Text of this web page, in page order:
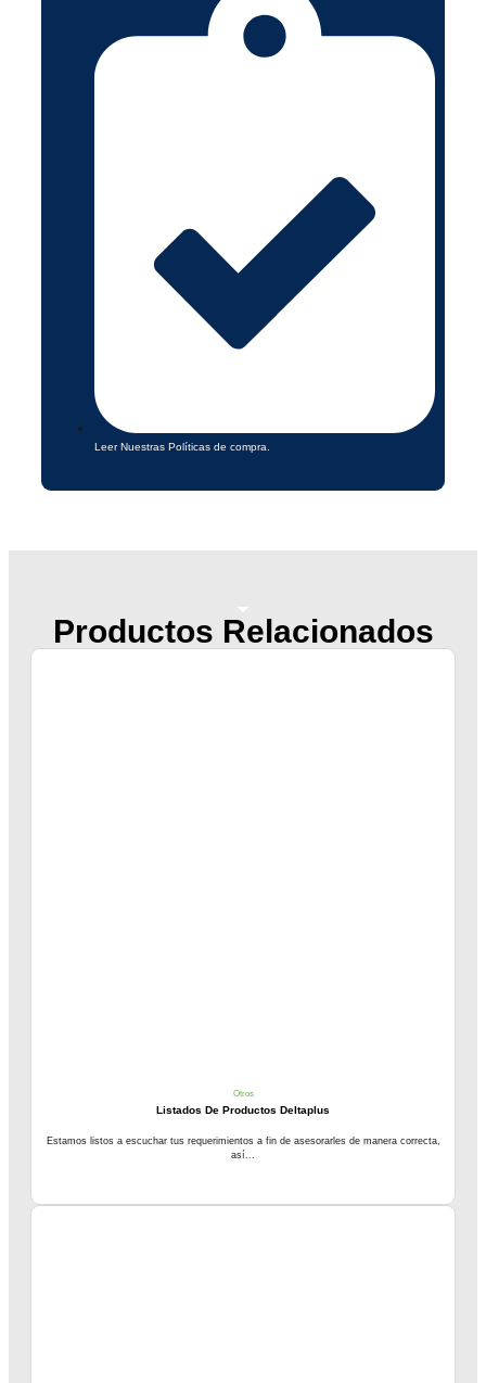
Leer Nuestras Políticas de compra.
Productos Relacionados
Otros
Listados De Productos Deltaplus
Estamos listos a escuchar tus requerimientos a fin de asesorarles de manera correcta,
así...